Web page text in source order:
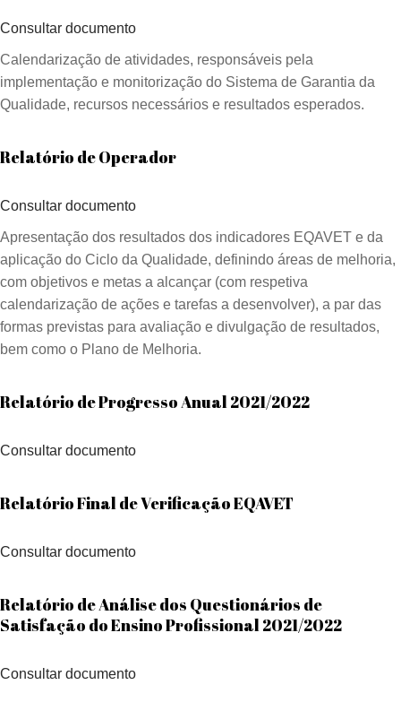
Consultar documento
Calendarização de atividades, responsáveis pela
implementação e monitorização do Sistema de Garantia da
Qualidade, recursos necessários e resultados esperados.
Relatório de Operador
Consultar documento
Apresentação dos resultados dos indicadores EQAVET e da
aplicação do Ciclo da Qualidade, definindo áreas de melhoria,
com objetivos e metas a alcançar (com respetiva
calendarização de ações e tarefas a desenvolver), a par das
formas previstas para avaliação e divulgação de resultados,
bem como o Plano de Melhoria.
Relatório de Progresso Anual 2021/2022
Consultar documento
Relatório Final de Verificação EQAVET
Consultar documento
Relatório de Análise dos Questionários de
Satisfação do Ensino Profissional 2021/2022
Consultar documento